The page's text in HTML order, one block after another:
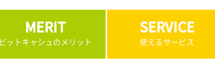
MERIT
ビットキャシュのメリット
SERVICE
使えるサービス